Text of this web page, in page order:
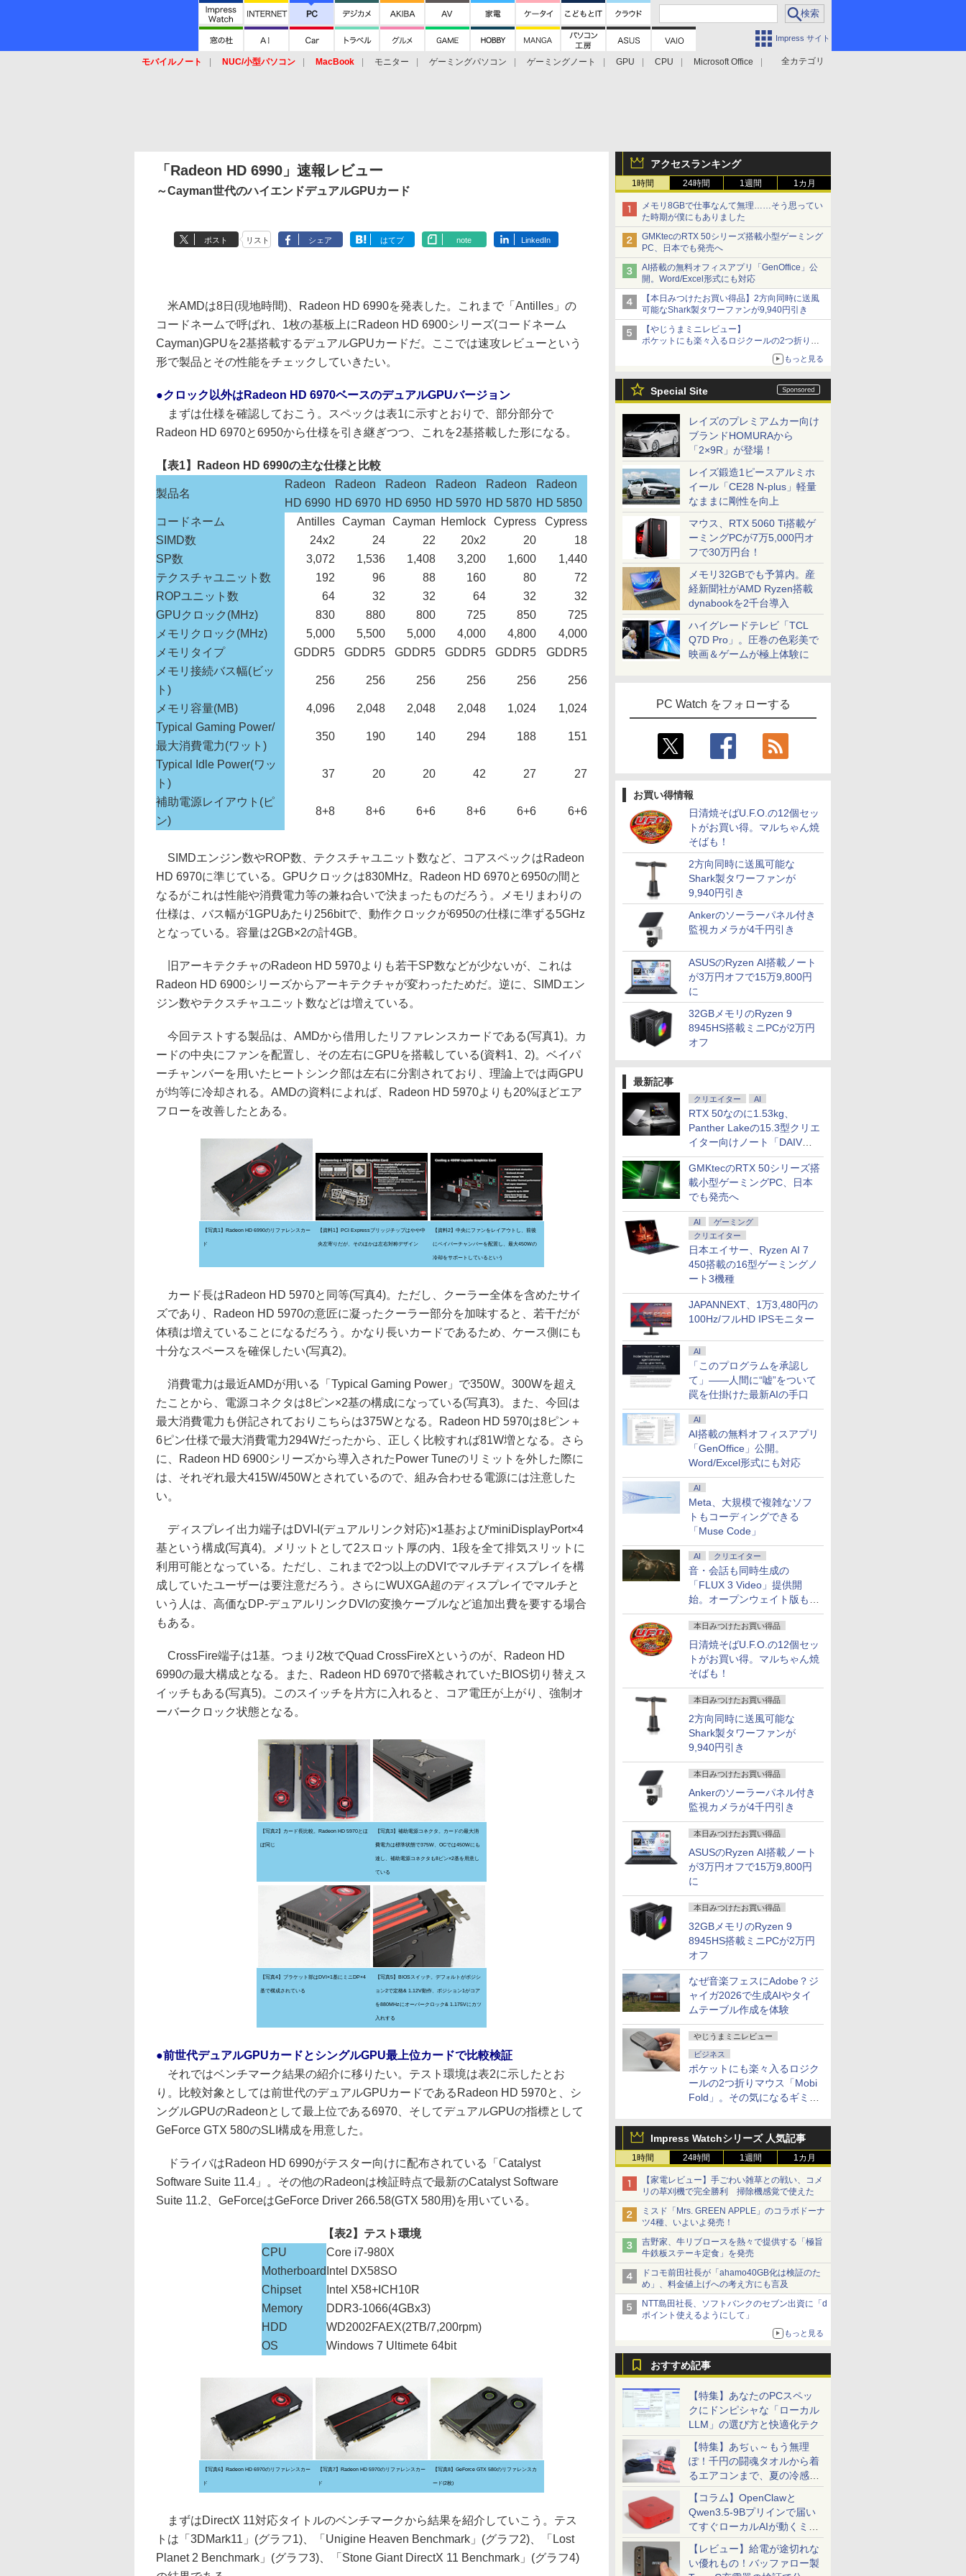
Impress サイト
全カテゴリ
モバイルノート NUC/小型パソコン MacBook モニター ゲーミングパソコン ゲーミングノート GPU CPU
Microsoft Office
アクセスランキング
1時間 24時間 1週間 1カ月
メモリ8GBで仕事なんて無理……そう思ってい
た時期が僕にもありました
GMKtecのRTX 50シリーズ搭載小型ゲーミング
PC、日本でも発売へ
AI搭載の無料オフィスアプリ「GenOffice」公
開。Word/Excel形式にも対応
【本日みつけたお買い得品】2方向同時に送風
可能なShark製タワーファンが9,940円引き
【やじうまミニレビュー】
ポケットにも楽々入るロジクールの2つ折りマ
ウス「Mobi Fold」。その気になるギミックと
もっと見る
Special Site
レイズのプレミアムカー向け
ブランドHOMURAから
「2×9R」が登場！
レイズ鍛造1ピースアルミホ
イール「CE28 N-plus」軽量
なままに剛性を向上
マウス、RTX 5060 Ti搭載ゲ
ーミングPCが7万5,000円オ
フで30万円台！
メモリ32GBでも予算内。産
経新聞社がAMD Ryzen搭載
dynabookを2千台導入
ハイグレードテレビ「TCL
Q7D Pro」。圧巻の色彩美で
映画＆ゲームが極上体験に
PC Watch をフォローする
お買い得情報
日清焼そばU.F.O.の12個セッ
トがお買い得。マルちゃん焼
そばも！
2方向同時に送風可能な
Shark製タワーファンが
9,940円引き
Ankerのソーラーパネル付き
監視カメラが4千円引き
ASUSのRyzen AI搭載ノート
が3万円オフで15万9,800円
に
32GBメモリのRyzen 9
8945HS搭載ミニPCが2万円
オフ
最新記事
クリエイター AI
RTX 50なのに1.53kg、
Panther Lakeの15.3型クリエ
イター向けノート「DAIV
Z5」
GMKtecのRTX 50シリーズ搭
載小型ゲーミングPC、日本
でも発売へ
AI
ゲーミング
クリエイター
日本エイサー、Ryzen AI 7
450搭載の16型ゲーミングノ
ート3機種
JAPANNEXT、1万3,480円の
100Hz/フルHD IPSモニター
AI
「このプログラムを承認し
て」――人間に“嘘”をついて
罠を仕掛けた最新AIの手口
AI
AI搭載の無料オフィスアプリ
「GenOffice」公開。
Word/Excel形式にも対応
AI
Meta、大規模で複雑なソフ
トもコーディングできる
「Muse Code」
AI クリエイター
音・会話も同時生成の
「FLUX 3 Video」提供開
始。オープンウェイト版も計
画
本日みつけたお買い得品
日清焼そばU.F.O.の12個セッ
トがお買い得。マルちゃん焼
そばも！
本日みつけたお買い得品
2方向同時に送風可能な
Shark製タワーファンが
9,940円引き
本日みつけたお買い得品
Ankerのソーラーパネル付き
監視カメラが4千円引き
本日みつけたお買い得品
ASUSのRyzen AI搭載ノート
が3万円オフで15万9,800円
に
本日みつけたお買い得品
32GBメモリのRyzen 9
8945HS搭載ミニPCが2万円
オフ
なぜ音楽フェスにAdobe？ジ
ャイガ2026で生成AIやタイ
ムテーブル作成を体験
やじうまミニレビュー
ビジネス
ポケットにも楽々入るロジク
ールの2つ折りマウス「Mobi
Fold」。その気になるギミッ
Impress Watchシリーズ 人気記事
1時間 24時間 1週間 1カ月
【家電レビュー】手ごわい雑草との戦い、コメ
リの草刈機で完全勝利 掃除機感覚で使えた
ミスド「Mrs. GREEN APPLE」のコラボドーナ
ツ4種、いよいよ発売！
吉野家、牛リブロースを熱々で提供する「極旨
牛鉄板ステーキ定食」を発売
ドコモ前田社長が「ahamo40GB化は検証のた
め」、料金値上げへの考え方にも言及
NTT島田社長、ソフトバンクのセブン出資に「d
ポイント使えるようにして」
もっと見る
おすすめ記事
【特集】あなたのPCスペッ
クにドンピシャな「ローカル
LLM」の選び方と快適化テク
【特集】あぢぃ～もう無理
ぽ！千円の闘魂タオルから着
るエアコンまで、夏の冷感グ
ッズ一挙紹介
【コラム】OpenClawと
Qwen3.5-9Bプリインで届い
てすぐローカルAIが動くミニ
PC「SER9 Pro」
【レビュー】給電が途切れな
い優れもの！バッファロー製
「Radeon HD 6990」速報レビュー
～Cayman世代のハイエンドデュアルGPUカード
ポスト リスト シェア はてブ note LinkedIn
米AMDは8日(現地時間)、Radeon HD 6990を発表した。これまで「Antilles」の
コードネームで呼ばれ、1枚の基板上にRadeon HD 6900シリーズ(コードネーム
Cayman)GPUを2基搭載するデュアルGPUカードだ。ここでは速攻レビューという
形で製品とその性能をチェックしていきたい。
●クロック以外はRadeon HD 6970ベースのデュアルGPUバージョン
まずは仕様を確認しておこう。スペックは表1に示すとおりで、部分部分で
Radeon HD 6970と6950から仕様を引き継ぎつつ、これを2基搭載した形になる。
【表1】Radeon HD 6990の主な仕様と比較
製品名
Radeon
HD 6990
Radeon
HD 6970
Radeon
HD 6950
Radeon
HD 5970
Radeon
HD 5870
Radeon
HD 5850
コードネーム
Antilles Cayman Cayman Hemlock Cypress
Cypress
SIMD数
24x2 24 22 20x2 20
18
SP数
3,072 1,536 1,408 3,200 1,600
1,440
テクスチャユニット数
192 96 88 160 80
72
ROPユニット数
64 32 32 64 32
32
GPUクロック(MHz)
830 880 800 725 850
725
メモリクロック(MHz)
5,000 5,500 5,000 4,000 4,800
4,000
メモリタイプ
GDDR5 GDDR5 GDDR5 GDDR5 GDDR5
GDDR5
メモリ接続バス幅(ビッ
ト)
256 256 256 256 256 256
メモリ容量(MB) 4,096 2,048 2,048 2,048 1,024
1,024
Typical Gaming Power/
最大消費電力(ワット)
350 190 140 294 188 151
Typical Idle Power(ワッ
ト)
37 20 20 42 27 27
補助電源レイアウト(ピ
ン)
8+8 8+6 6+6 8+6 6+6 6+6
SIMDエンジン数やROP数、テクスチャユニット数など、コアスペックはRadeon
HD 6970に準じている。GPUクロックは830MHz。Radeon HD 6970と6950の間と
なるがこれは性能や消費電力等の兼ね合いで決まったものだろう。メモリまわりの
仕様は、バス幅が1GPUあたり256bitで、動作クロックが6950の仕様に準ずる5GHz
となっている。容量は2GB×2の計4GB。
旧アーキテクチャのRadeon HD 5970よりも若干SP数などが少ないが、これは
Radeon HD 6900シリーズからアーキテクチャが変わったためだ。逆に、SIMDエン
ジン数やテクスチャユニット数などは増えている。
今回テストする製品は、AMDから借用したリファレンスカードである(写真1)。カ
ードの中央にファンを配置し、その左右にGPUを搭載している(資料1、2)。ベイパ
ーチャンバーを用いたヒートシンク部は左右に分割されており、理論上では両GPU
が均等に冷却される。AMDの資料によれば、Radeon HD 5970よりも20%ほどエア
フローを改善したとある。
【写真1】Radeon HD 6990のリファレンスカー
ド
【資料1】PCI Expressブリッジチップはやや中
央左寄りだが、そのほかは左右対称デザイン
【資料2】中央にファンをレイアウトし、前後
にベイパーチャンバーを配置し、最大450Wの
冷却をサポートしているという
カード長はRadeon HD 5970と同等(写真4)。ただし、クーラー全体を含めたサイ
ズであり、Radeon HD 5970の意匠に凝ったクーラー部分を加味すると、若干だが
体積は増えていることになるだろう。かなり長いカードであるため、ケース側にも
十分なスペースを確保したい(写真2)。
消費電力は最近AMDが用いる「Typical Gaming Power」で350W。300Wを超え
たことから、電源コネクタは8ピン×2基の構成になっている(写真3)。また、今回は
最大消費電力も併記されておりこちらは375Wとなる。Radeon HD 5970は8ピン＋
6ピン仕様で最大消費電力294Wだったから、正しく比較すれば81W増となる。さら
に、Radeon HD 6900シリーズから導入されたPower Tuneのリミットを外した際に
は、それぞれ最大415W/450Wとされているので、組み合わせる電源には注意した
い。
ディスプレイ出力端子はDVI-I(デュアルリンク対応)×1基およびminiDisplayPort×4
基という構成(写真4)。メリットとして2スロット厚の内、1段を全て排気スリットに
利用可能となっている。ただし、これまで2つ以上のDVIでマルチディスプレイを構
成していたユーザーは要注意だろう。さらにWUXGA超のディスプレイでマルチと
いう人は、高価なDP-デュアルリンクDVIの変換ケーブルなど追加出費を要する場合
もある。
CrossFire端子は1基。つまり2枚でQuad CrossFireXというのが、Radeon HD
6990の最大構成となる。また、Radeon HD 6970で搭載されていたBIOS切り替えス
イッチもある(写真5)。このスイッチを片方に入れると、コア電圧が上がり、強制オ
ーバークロック状態となる。
【写真2】カード長比較。Radeon HD 5970とほ
ぼ同じ
【写真3】補助電源コネクタ。カードの最大消
費電力は標準状態で375W、OCでは450Wにも
達し、補助電源コネクタも8ピン×2基を用意し
ている
【写真4】ブラケット部はDVI×1基にミニDP×4
基で構成されている
【写真5】BIOSスイッチ。デフォルトがポジシ
ョン2で定格& 1.12V動作、ポジション1がコア
を880MHzにオーバークロック& 1.175Vにカツ
入れする
●前世代デュアルGPUカードとシングルGPU最上位カードで比較検証
それではベンチマーク結果の紹介に移りたい。テスト環境は表2に示したとお
り。比較対象としては前世代のデュアルGPUカードであるRadeon HD 5970と、シ
ングルGPUのRadeonとして最上位である6970、そしてデュアルGPUの指標として
GeForce GTX 580のSLI構成を用意した。
ドライバはRadeon HD 6990がテスター向けに配布されている「Catalyst
Software Suite 11.4」。その他のRadeonは検証時点で最新のCatalyst Software
Suite 11.2、GeForceはGeForce Driver 266.58(GTX 580用)を用いている。
【表2】テスト環境
CPU
Core i7-980X
Motherboard Intel DX58SO
Chipset
Intel X58+ICH10R
Memory
DDR3-1066(4GBx3)
HDD
WD2002FAEX(2TB/7,200rpm)
OS
Windows 7 Ultimete 64bit
【写真6】Radeon HD 6970のリファレンスカー
ド
【写真7】Radeon HD 5970のリファレンスカー
ド
【写真8】GeForce GTX 580のリファレンスカ
ード(2枚)
まずはDirectX 11対応タイトルのベンチマークから結果を紹介していこう。テス
トは「3DMark11」(グラフ1)、「Unigine Heaven Benchmark」(グラフ2)、「Lost
Planet 2 Benchmark」(グラフ3)、「Stone Giant DirectX 11 Benchmark」(グラフ4)